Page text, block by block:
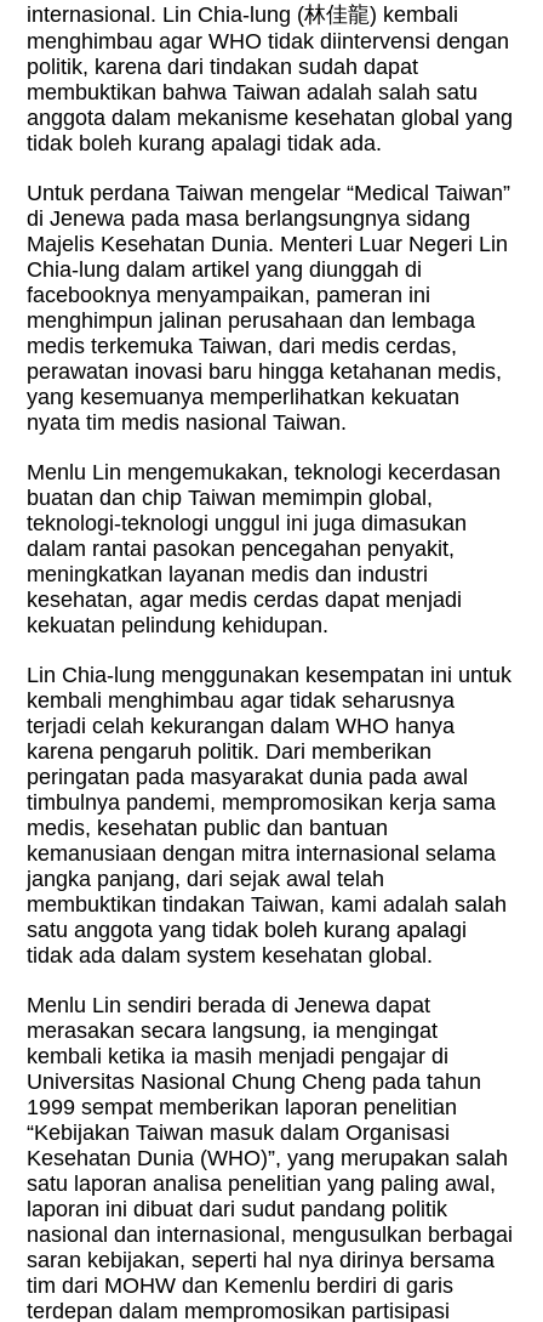
internasional. Lin Chia-lung (林佳龍) kembali
menghimbau agar WHO tidak diintervensi dengan
politik, karena dari tindakan sudah dapat
membuktikan bahwa Taiwan adalah salah satu
anggota dalam mekanisme kesehatan global yang
tidak boleh kurang apalagi tidak ada.
Untuk perdana Taiwan mengelar “Medical Taiwan”
di Jenewa pada masa berlangsungnya sidang
Majelis Kesehatan Dunia. Menteri Luar Negeri Lin
Chia-lung dalam artikel yang diunggah di
facebooknya menyampaikan, pameran ini
menghimpun jalinan perusahaan dan lembaga
medis terkemuka Taiwan, dari medis cerdas,
perawatan inovasi baru hingga ketahanan medis,
yang kesemuanya memperlihatkan kekuatan
nyata tim medis nasional Taiwan.
Menlu Lin mengemukakan, teknologi kecerdasan
buatan dan chip Taiwan memimpin global,
teknologi-teknologi unggul ini juga dimasukan
dalam rantai pasokan pencegahan penyakit,
meningkatkan layanan medis dan industri
kesehatan, agar medis cerdas dapat menjadi
kekuatan pelindung kehidupan.
Lin Chia-lung menggunakan kesempatan ini untuk
kembali menghimbau agar tidak seharusnya
terjadi celah kekurangan dalam WHO hanya
karena pengaruh politik. Dari memberikan
peringatan pada masyarakat dunia pada awal
timbulnya pandemi, mempromosikan kerja sama
medis, kesehatan public dan bantuan
kemanusiaan dengan mitra internasional selama
jangka panjang, dari sejak awal telah
membuktikan tindakan Taiwan, kami adalah salah
satu anggota yang tidak boleh kurang apalagi
tidak ada dalam system kesehatan global.
Menlu Lin sendiri berada di Jenewa dapat
merasakan secara langsung, ia mengingat
kembali ketika ia masih menjadi pengajar di
Universitas Nasional Chung Cheng pada tahun
1999 sempat memberikan laporan penelitian
“Kebijakan Taiwan masuk dalam Organisasi
Kesehatan Dunia (WHO)”, yang merupakan salah
satu laporan analisa penelitian yang paling awal,
laporan ini dibuat dari sudut pandang politik
nasional dan internasional, mengusulkan berbagai
saran kebijakan, seperti hal nya dirinya bersama
tim dari MOHW dan Kemenlu berdiri di garis
terdepan dalam mempromosikan partisipasi